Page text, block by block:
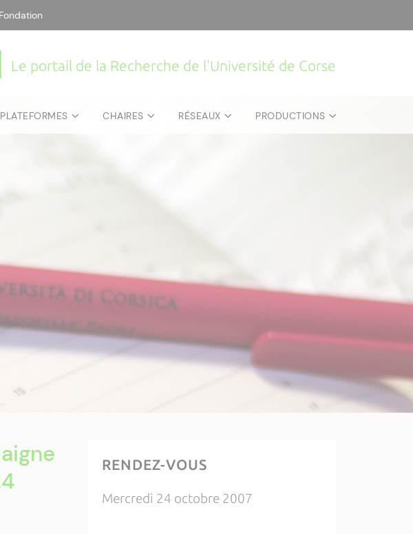
Fondation
Le portail de la Recherche de l'Université de Corse
PLATEFORMES CHAIRES RÉSEAUX PRODUCTIONS
RENDEZ-VOUS
Mercredi 24 octobre 2007